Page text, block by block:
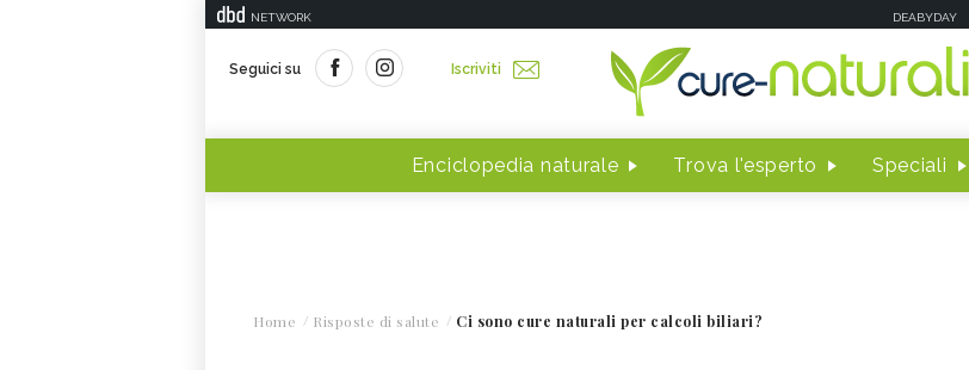
NETWORK DEABYDAY
Seguici su Iscriviti
Enciclopedia naturale Trova l'esperto Speciali
Home Risposte di salute Ci sono cure naturali per calcoli biliari?